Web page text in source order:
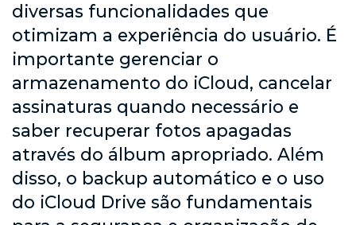
diversas funcionalidades que
otimizam a experiência do usuário. É
importante gerenciar o
armazenamento do iCloud, cancelar
assinaturas quando necessário e
saber recuperar fotos apagadas
através do álbum apropriado. Além
disso, o backup automático e o uso
do iCloud Drive são fundamentais